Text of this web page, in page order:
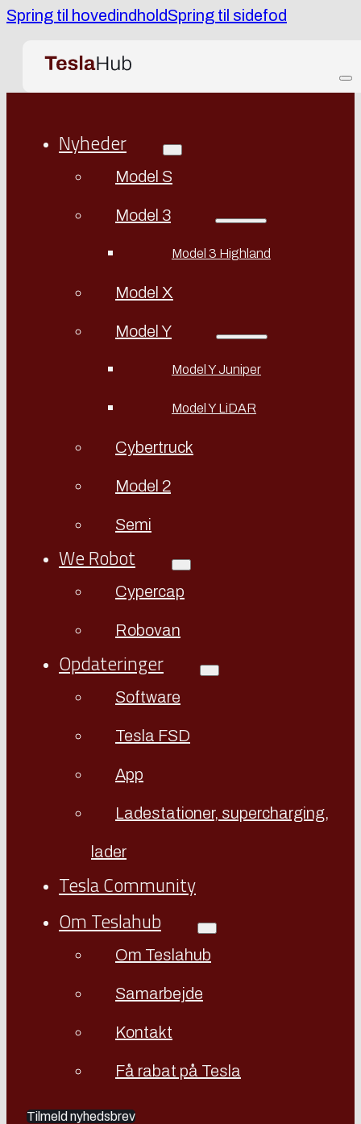
Spring til hovedindholdSpring til sidefod
Nyheder
Model S
Model 3
Model 3 Highland
Model X
Model Y
Model Y Juniper
Model Y LiDAR
Cybertruck
Model 2
Semi
We Robot
Cypercap
Robovan
Opdateringer
Software
Tesla FSD
App
Ladestationer, supercharging,
lader
Tesla Community
Om Teslahub
Om Teslahub
Samarbejde
Kontakt
Få rabat på Tesla
Tilmeld nyhedsbrev